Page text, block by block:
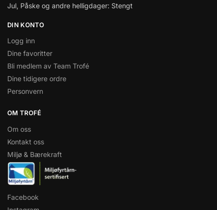
Jul, Påske og andre helligdager: Stengt
DIN KONTO
Logg inn
Dine favoritter
Bli medlem av Team Trofé
Dine tidigere ordre
Personvern
OM TROFÉ
Om oss
Kontakt oss
Miljø & Bærekraft
Facebook